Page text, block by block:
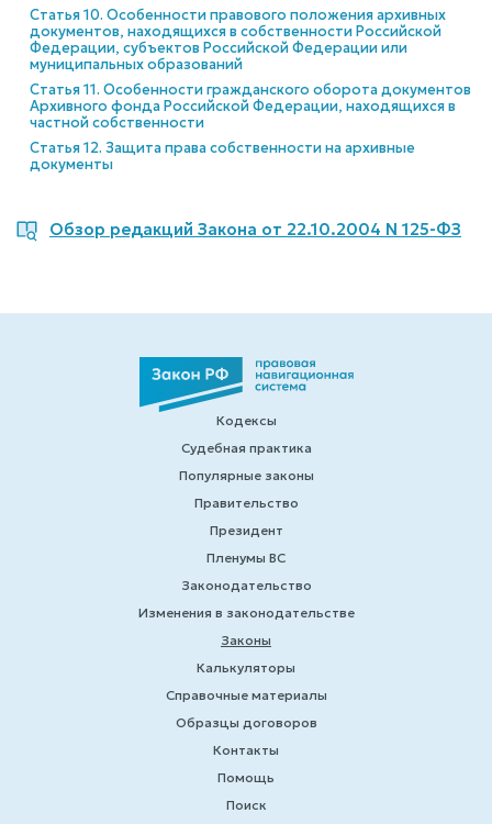
Статья 10. Особенности правового положения архивных
документов, находящихся в собственности Российской
Федерации, субъектов Российской Федерации или
муниципальных образований
Статья 11. Особенности гражданского оборота документов
Архивного фонда Российской Федерации, находящихся в
частной собственности
Статья 12. Защита права собственности на архивные
документы
Обзор редакций Закона от 22.10.2004 N 125-ФЗ
Кодексы
Судебная практика
Популярные законы
Правительство
Президент
Пленумы ВС
Законодательство
Изменения в законодательстве
Законы
Калькуляторы
Справочные материалы
Образцы договоров
Контакты
Помощь
Поиск